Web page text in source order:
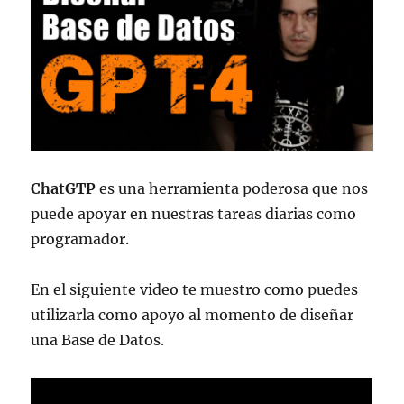
ChatGTP es una herramienta poderosa que nos
puede apoyar en nuestras tareas diarias como
programador.
En el siguiente video te muestro como puedes
utilizarla como apoyo al momento de diseñar
una Base de Datos.